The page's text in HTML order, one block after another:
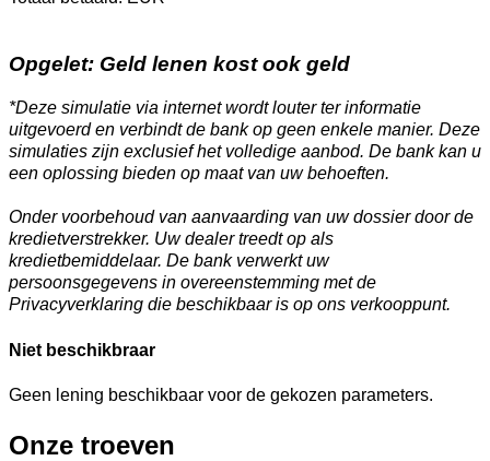
Opgelet: Geld lenen kost ook geld
*Deze simulatie via internet wordt louter ter informatie
uitgevoerd en verbindt de bank op geen enkele manier. Deze
simulaties zijn exclusief het volledige aanbod. De bank kan u
een oplossing bieden op maat van uw behoeften.
Onder voorbehoud van aanvaarding van uw dossier door de
kredietverstrekker. Uw dealer treedt op als
kredietbemiddelaar. De bank verwerkt uw
persoonsgegevens in overeenstemming met de
Privacyverklaring die beschikbaar is op ons verkooppunt.
Niet beschikbraar
Geen lening beschikbaar voor de gekozen parameters.
Onze troeven